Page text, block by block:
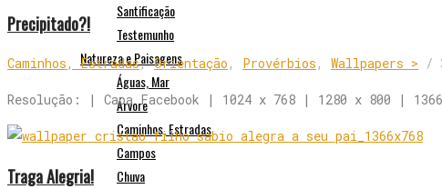
Santificação
Testemunho
Natureza e Paisagens
Águas, Mar
Árvore
Caminhos, Estradas
Campos
Chuva
Precipitado?!
Caminhos, Estradas,Orientação , Provérbios , Wallpapers > /
Resolução: | Capa Facebook | 1024 x 768 | 1280 x 800 |
Traga Alegria!